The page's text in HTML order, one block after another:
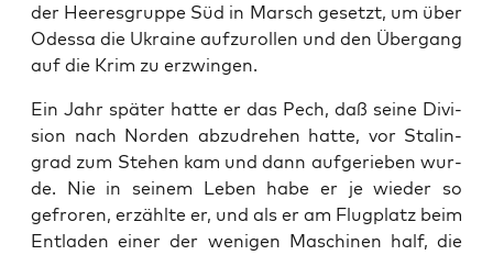
der Hee­res­grup­pe Süd in Marsch gesetzt, um über
Odes­sa die Ukrai­ne auf­zu­rol­len und den Über­gang
auf die Krim zu erzwingen.
Ein Jahr spä­ter hat­te er das Pech, daß sei­ne Divi­
si­on nach Nor­den abzu­dre­hen hat­te, vor Sta­lin­
grad zum Ste­hen kam und dann auf­ge­rie­ben wur­
de. Nie in sei­nem Leben habe er je wie­der so
gefro­ren, erzähl­te er, und als er am Flug­platz beim
Ent­la­den einer der weni­gen Maschi­nen half, die